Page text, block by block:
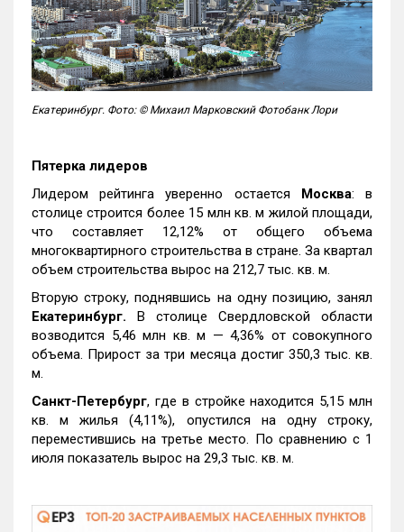
Екатеринбург. Фото: © Михаил Марковский Фотобанк Лори
Пятерка лидеров
Лидером рейтинга уверенно остается Москва: в
столице строится более 15 млн кв. м жилой площади,
что составляет 12,12% от общего объема
многоквартирного строительства в стране. За квартал
объем строительства вырос на 212,7 тыс. кв. м.
Вторую строку, поднявшись на одну позицию, занял
Екатеринбург. В столице Свердловской области
возводится 5,46 млн кв. м — 4,36% от совокупного
объема. Прирост за три месяца достиг 350,3 тыс. кв.
м.
Санкт-Петербург, где в стройке находится 5,15 млн
кв. м жилья (4,11%), опустился на одну строку,
переместившись на третье место. По сравнению с 1
июля показатель вырос на 29,3 тыс. кв. м.